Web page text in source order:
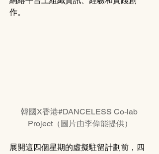
作。
韓國X香港#DANCELESS Co-lab
Project（圖片由李偉能提供）
展開這四個星期的虛擬駐留計劃前，四